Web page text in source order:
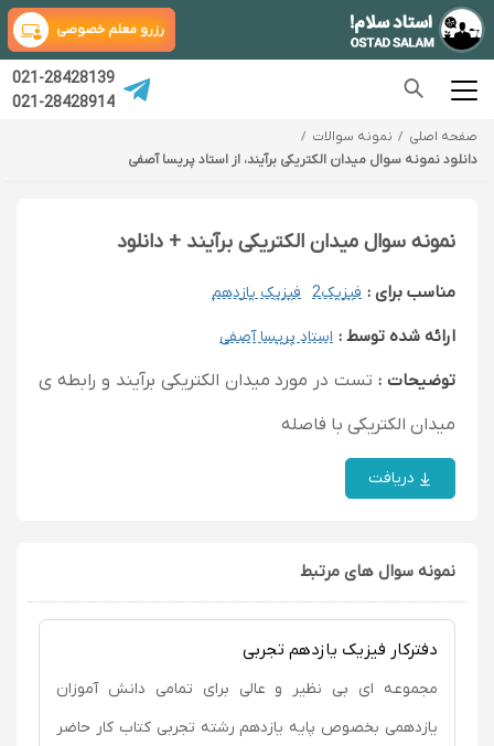
رزرو معلم خصوصی
021-28428139
021-28428914
صفحه اصلی
نمونه سوالات
دانلود نمونه سوال میدان الکتریکی برآیند، از استاد پریسا آصفی
نمونه سوال میدان الکتریکی برآیند + دانلود
مناسب برای : فیزیک2 فیزیک یازدهم
ارائه شده توسط : استاد پریسا آصفی
توضیحات :تست در مورد میدان الکتریکی برآیند و رابطه ی
میدان الکتریکی با فاصله
دریافت
نمونه سوال های مرتبط
دفترکار فیزیک یازدهم تجربی
مجموعه ای بی نظیر و عالی برای تمامی دانش آموزان
یازدهمی بخصوص پایه یازدهم رشته تجربی کتاب کار حاضر